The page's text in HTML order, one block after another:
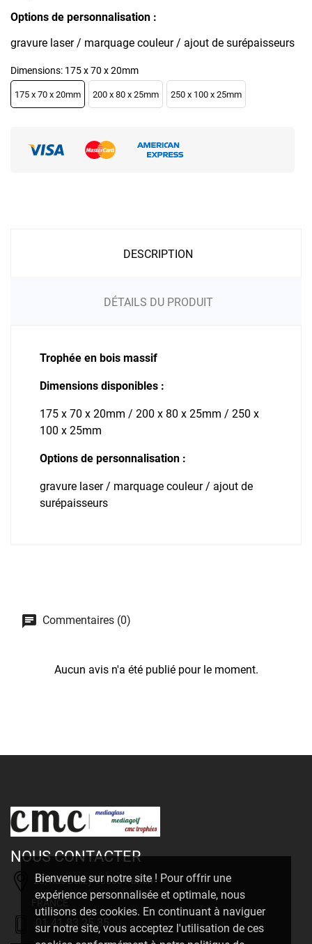
Bienvenue sur notre site ! Pour offrir une
expérience personnalisée et optimale, nous
utilisons des cookies. En continuant à naviguer
sur notre site, vous acceptez l'utilisation de ces
Options de personnalisation :
gravure laser / marquage couleur / ajout de surépaisseurs
Dimensions: 175 x 70 x 20mm
175 x 70 x 20mm 200 x 80 x 25mm 250 x 100 x 25mm
DESCRIPTION
DÉTAILS DU PRODUIT
Trophée en bois massif
Dimensions disponibles :
175 x 70 x 20mm / 200 x 80 x 25mm / 250 x
100 x 25mm
Options de personnalisation :
gravure laser / marquage couleur / ajout de
surépaisseurs
Commentaires (0)
Aucun avis n'a été publié pour le moment.
NOUS CONTACTER
20, Rue Delizy 93500 Pantin
FRANCE
01 41 83 25 35